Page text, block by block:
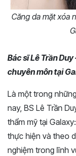
Căng da mặt xóa
Bác sĩ Lê Trần
chuyên môn tại
Là một trong
nay, BS Lê Trần
thẩm mỹ tại
thực hiện và theo
nghiệm trong lĩnh